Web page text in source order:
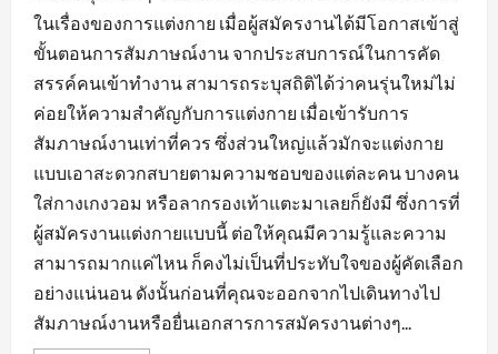
ในเรื่องของการแต่งกาย เมื่อผู้สมัครงานได้มีโอกาสเข้าสู่
ขั้นตอนการสัมภาษณ์งาน จากประสบการณ์ในการคัด
สรรค์คนเข้าทำงาน สามารถระบุสถิติได้ว่าคนรุ่นใหม่ไม่
ค่อยให้ความสำคัญกับการแต่งกาย เมื่อเข้ารับการ
สัมภาษณ์งานเท่าที่ควร ซึ่งส่วนใหญ่แล้วมักจะแต่งกาย
แบบเอาสะดวกสบายตามความชอบของแต่ละคน บางคน
ใส่กางเกงวอม หรือลากรองเท้าแตะมาเลยก็ยังมี ซึ่งการที่
ผู้สมัครงานแต่งกายแบบนี้ ต่อให้คุณมีความรู้และความ
สามารถมากแค่ไหน ก็คงไม่เป็นที่ประทับใจของผู้คัดเลือก
อย่างแน่นอน ดังนั้นก่อนที่คุณจะออกจากไปเดินทางไป
สัมภาษณ์งานหรือยื่นเอกสารการสมัครงานต่างๆ...